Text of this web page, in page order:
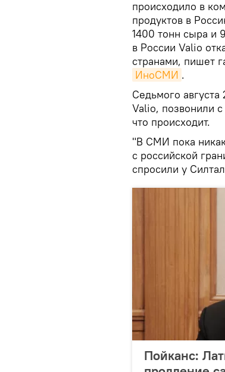
происходило в
продуктов в
1400 тонн сыра и
в России Valio
странами, пишет
ИноСМИ .
Седьмого
Valio, позвонили
что происходит.
"В СМИ пока
с российской
спросили у
Пойканс: